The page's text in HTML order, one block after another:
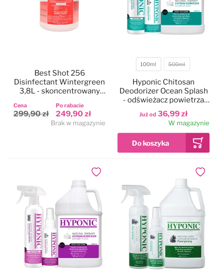
Po rabacie
249,90 zł
Cena
299,90 zł
Best Shot 256
Disinfectant Wintergreen
3,8L - skoncentrowany
powierzchni, o zapachu
golterii
Brak w magazynie
Pojemność
100ml 500ml
Już od 36,99 zł
Hyponic Chitosan
Deodorizer Ocean Splash
- odświeżacz powietrza
bez dodatku alkoholu,
zapach oceanu
W magazynie
Dodaj do ulubionych Dodaj